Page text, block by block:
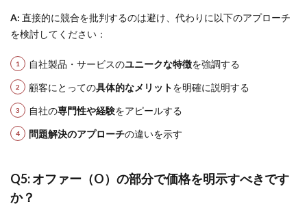
A: 直接的に競合を批判するのは避け、代わりに以下のアプローチ
を検討してください：
自社製品・サービスのユニークな特徴を強調する
顧客にとっての具体的なメリットを明確に説明する
自社の専門性や経験をアピールする
問題解決のアプローチの違いを示す
Q5: オファー（O）の部分で価格を明示すべきです
か？